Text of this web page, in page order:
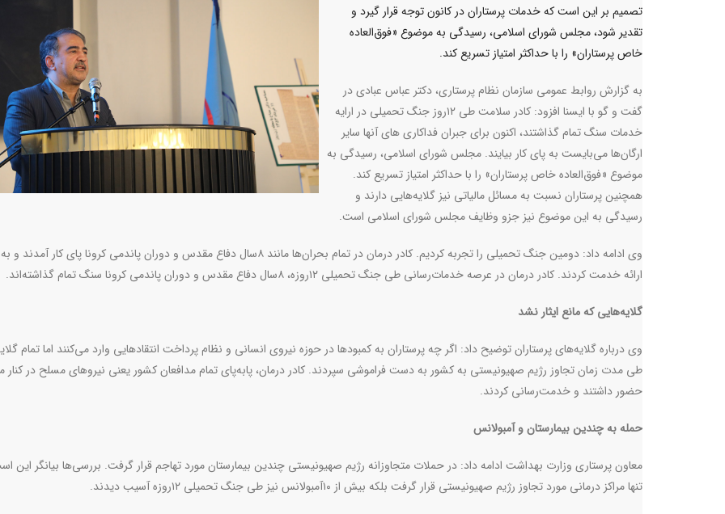
تصمیم بر این است که خدمات پرستاران در کانون توجه قرار گیرد و
تقدیر شود، مجلس شورای اسلامی، رسیدگی به موضوع «فوق‌العاده
خاص پرستاران» را با حداکثر امتیاز تسریع کند.
به گزارش روابط عمومی سازمان نظام پرستاری، دکتر عباس عبادی در
گفت و گو با ایسنا افزود: کادر سلامت طی ۱۲روز جنگ تحمیلی در ارایه
خدمات سنگ تمام گذاشتند، اکنون برای جبران فداکاری های آنها سایر
ارگان‌ها می‌بایست به پای کار بیایند. مجلس شورای اسلامی، رسیدگی به
موضوع «فوق‌العاده خاص پرستاران» را با حداکثر امتیاز تسریع کند.
همچنین پرستاران نسبت به مسائل مالیاتی نیز گلایه‌هایی دارند و
رسیدگی به این موضوع نیز جزو وظایف مجلس شورای اسلامی است.
وی ادامه داد: دومین جنگ تحمیلی را تجربه کردیم. کادر درمان در تمام بحران‌ها مانند ۸سال دفاع مقدس و دوران پاندمی کرونا پای کار
ارائه خدمت کردند. کادر درمان در عرصه خدمات‌رسانی طی جنگ تحمیلی ۱۲روزه، ۸سال دفاع مقدس و دوران پاندمی کرونا سنگ تمام گذاشته‌اند
.
گلایه‌هایی که مانع ایثار نشد
وی درباره گلایه‌های پرستاران توضیح داد: اگر چه پرستاران به کمبودها در حوزه نیروی انسانی و نظام پرداخت انتقادهایی وارد می‌کنند اما تمام
طی مدت زمان تجاوز رژیم صهیونیستی به کشور به دست فراموشی سپردند. کادر درمان، پابه‌پای تمام مدافعان کشور یعنی نیروهای مسلح در کنار
حضور داشتند و خدمت‌رسانی کردند.
حمله به چندین بیمارستان و آمبولانس
معاون پرستاری وزارت بهداشت ادامه داد: در حملات متجاوزانه رژیم صهیونیستی چندین بیمارستان مورد تهاجم قرار گرفت. بررسی‌ها بیانگر این
تنها مراکز درمانی مورد تجاوز رژیم صهیونیستی قرار گرفت بلکه بیش از ۱۰آمبولانس نیز طی جنگ تحمیلی ۱۲روزه آسیب دیدند
.